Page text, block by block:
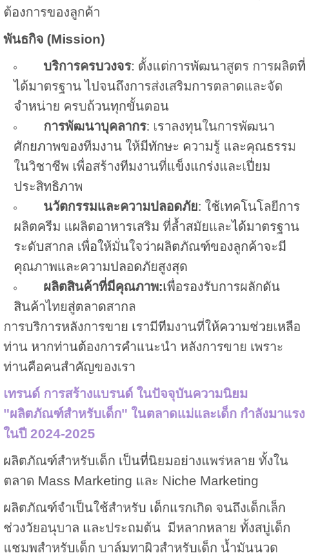
ต้องการของลูกค้า
พันธกิจ (Mission)
บริการครบวงจร: ตั้งแต่การพัฒนาสูตร การผลิตที่
ได้มาตรฐาน ไปจนถึงการส่งเสริมการตลาดและจัด
จำหน่าย ครบถ้วนทุกขั้นตอน
การพัฒนาบุคลากร: เราลงทุนในการพัฒนา
ศักยภาพของทีมงาน ให้มีทักษะ ความรู้ และคุณธรรม
ในวิชาชีพ เพื่อสร้างทีมงานที่แข็งแกร่งและเปี่ยม
ประสิทธิภาพ
นวัตกรรมและความปลอดภัย: ใช้เทคโนโลยีการ
ผลิตครีม แผลิตอาหารเสริม ที่ล้ำสมัยและได้มาตรฐาน
ระดับสากล เพื่อให้มั่นใจว่าผลิตภัณฑ์ของลูกค้าจะมี
คุณภาพและความปลอดภัยสูงสุด
ผลิตสินค้าที่มีคุณภาพ:เพื่อรองรับการผลักดัน
สินค้าไทยสู่ตลาดสากล
การบริการหลังการขาย เรามีทีมงานที่ให้ความช่วยเหลือ
ท่าน หากท่านต้องการคำแนะนำ หลังการขาย เพราะ
ท่านคือคนสำคัญของเรา
เทรนด์ การสร้างแบรนด์ ในปัจจุบันความนิยม
"ผลิตภัณฑ์สำหรับเด็ก" ในตลาดแม่และเด็ก กำลังมาแรง
ในปี 2024-2025
ผลิตภัณฑ์สำหรับเด็ก เป็นที่นิยมอย่างแพร่หลาย ทั้งใน
ตลาด Mass Marketing และ Niche Marketing
ผลิตภัณฑ์จำเป็นใช้สำหรับ เด็กแรกเกิด จนถึงเด็กเล็ก
ช่วงวัยอนุบาล และประถมต้น มีหลากหลาย ทั้งสบู่เด็ก
แชมพูสำหรับเด็ก บาล์มทาผิวสำหรับเด็ก น้ำมันนวด